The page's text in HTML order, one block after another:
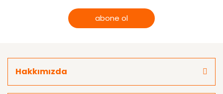
abone ol
Hakkımızda